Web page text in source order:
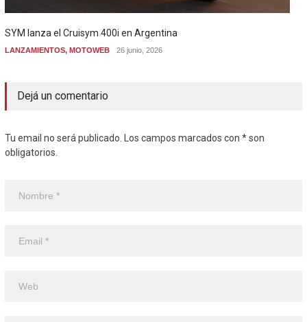
SYM lanza el Cruisym 400i en Argentina
LANZAMIENTOS, MOTOWEB 26 junio, 2026
Dejá un comentario
Tu email no será publicado. Los campos marcados con * son
obligatorios.